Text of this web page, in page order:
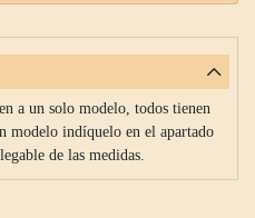
a un solo modelo, todos tienen
modelo indíquelo en el apartado
de las medidas.